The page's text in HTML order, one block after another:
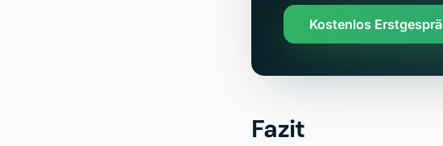
Kostenlos
Fazit